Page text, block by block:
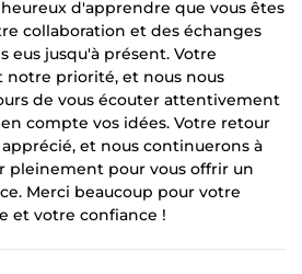
d'apprendre que vous êtes
collaboration et des échanges
eus jusqu'à présent. Votre
notre priorité, et nous nous
de vous écouter attentivement
compte vos idées. Votre retour
et nous continuerons à
pleinement pour vous offrir un
Merci beaucoup pour votre
et votre confiance !